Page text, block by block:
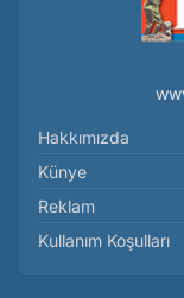
Hakkımızda
Künye
Reklam
Kullanım Koşulları